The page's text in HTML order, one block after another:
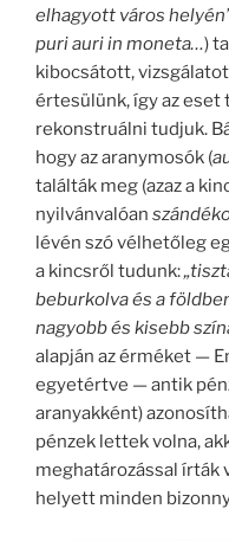
elhagyott város
puri auri in moneta…)
kibocsátott,
értesülünk, így az
rekonstruálni tudjuk.
hogy az aranymosók (
találták meg (azaz a
nyilvánvalóan
lévén szó vélhetőleg
a kincsről tudunk:
beburkolva és a
nagyobb és kisebb
alapján az érméket —
egyetértve — antik
aranyakként)
pénzek lettek volna,
meghatározással írták
helyett minden